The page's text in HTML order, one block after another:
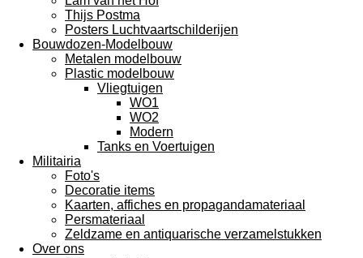
Thijs Postma
Posters Luchtvaartschilderijen
Bouwdozen-Modelbouw
Metalen modelbouw
Plastic modelbouw
Vliegtuigen
WO1
WO2
Modern
Tanks en Voertuigen
Militairia
Foto's
Decoratie items
Kaarten, affiches en propagandamateriaal
Persmateriaal
Zeldzame en antiquarische verzamelstukken
Over ons